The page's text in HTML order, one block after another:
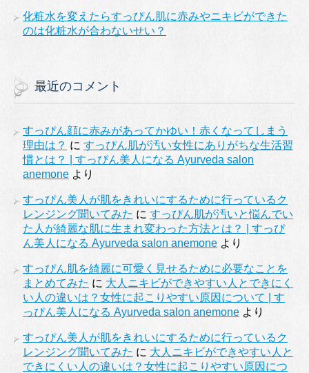
化粧水を変えたらすっぴん肌に赤みやニキビができた
のは化粧水が合わないせい？
最近のコメント
すっぴん顔に赤みがあってかゆい！赤くなってしまう
理由は？ に すっぴん肌が汚い女性にありがちな生活習
慣とは？ | すっぴん美人になる Ayurveda salon
anemone より
すっぴん美人が肌をきれいにするために行っているク
レンジング聞いてみた に すっぴん肌が汚いと悩んでい
た人が綺麗な肌に生まれ変わった方法とは？ | すっぴ
ん美人になる Ayurveda salon anemone より
すっぴん肌を綺麗に可愛く見せるために必要なことを
まとめてみた に 大人ニキビができやすい人とできにく
い人の違いは？女性に起こりやすい原因について | す
っぴん美人になる Ayurveda salon anemone より
すっぴん美人が肌をきれいにするために行っているク
レンジング聞いてみた に 大人ニキビができやすい人と
できにくい人の違いは？女性に起こりやすい原因につ